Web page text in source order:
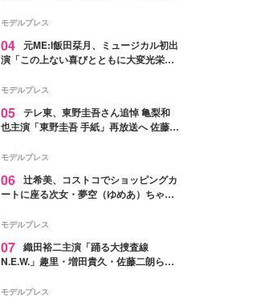
モデルプレス
04 元ME:I飯田栞月、ミュージカル初出
演「この上ない喜びとともに大変光栄」
ャスト発表
モデルプレス
05 テレ東、東野圭吾さん追悼 亀梨和
也主演「東野圭吾 手紙」再放送へ 佐藤隆
モデルプレス
06 辻希美、コストコでショッピングカ
ートに座る次女・夢空（ゆめあ）ちゃん
ぎ」「成長を感じる」の声
モデルプレス
07 織田裕二主演「踊る大捜査線
N.E.W.」趣里・増田貴久・佐藤二朗ら新
徴する“謎のキーワード”も
モデルプレス